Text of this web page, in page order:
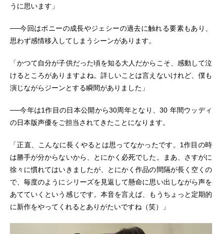
うに思います」
──今回はボニーの成長やジェシーの過去に触れる要素もあり、
思わず感情移入してしまうシーンがあります。
「かつて自分が子供だった頃を知る大人だからこそ、感動して泣
けるところがありますよね。詳しいことは言えないけれど、僕も
演じながらジーンとする瞬間がありました」
──今年は1作目の日本公開から30周年となり、30 年間ウッディ
の日本版声優をご担当されてきたことになります。
「正直、こんなに長くやるとは思ってなかったです。1作目の時
は勝手が分からないから、とにかく必死でした。まあ、さすがに
徐々に慣れてはいきましたが、とにかく作品の間隔が長く空くの
で、毎度のようにシリーズを見返して懸命に思い出しながら声を
あてていくという感じです。本音を言えば、もうちょっと定期的
に新作をやってくれるとありがたいですね（笑）」